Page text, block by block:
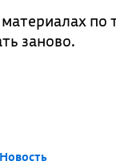
по
заново.
Новость